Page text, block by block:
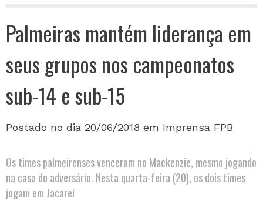
Palmeiras mantém liderança em
seus grupos nos campeonatos
sub-14 e sub-15
Postado no dia 20/06/2018 em Imprensa FPB
Os times palmeirenses venceram no Mackenzie, mesmo jogando
na casa do adversário. Nesta quarta-feira (20), os dois times
jogam em Jacareí